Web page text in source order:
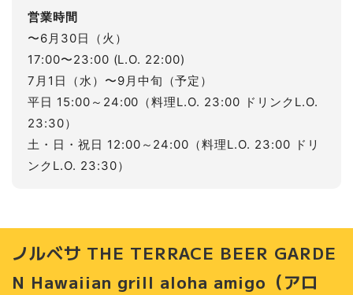
営業時間
〜6月30日（火）
17:00〜23:00 (L.O. 22:00)
7月1日（水）〜9月中旬（予定）
平日 15:00～24:00（料理L.O. 23:00 ドリンクL.O.
23:30）
土・日・祝日 12:00～24:00（料理L.O. 23:00 ドリ
ンクL.O. 23:30）
ノルベサ THE TERRACE BEER GARDE
N Hawaiian grill aloha amigo（アロ